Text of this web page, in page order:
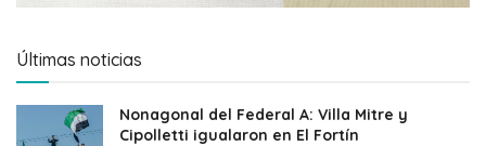
Últimas noticias
Nonagonal del Federal A: Villa Mitre y
Cipolletti igualaron en El Fortín